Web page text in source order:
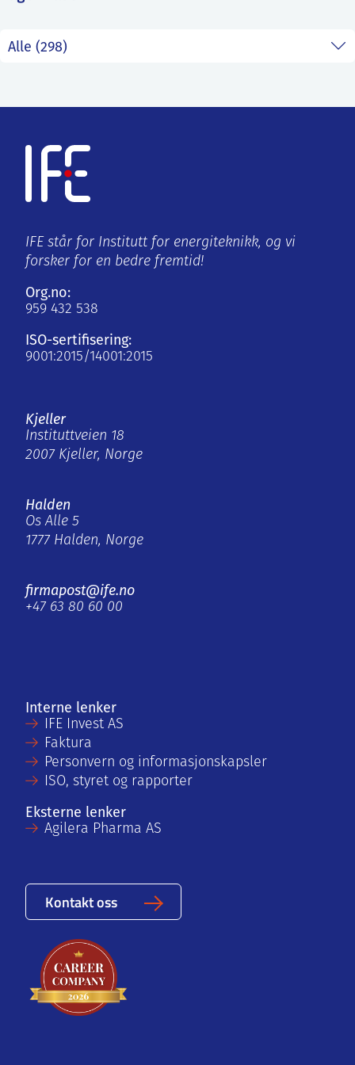
IFE står for Institutt for energiteknikk, og vi
forsker for en bedre fremtid!
Org.no:
959 432 538
ISO-sertifisering:
9001:2015/14001:2015
Kjeller
Instituttveien 18
2007 Kjeller, Norge
Halden
Os Alle 5
1777 Halden, Norge
firmapost@ife.no
+47 63 80 60 00
Interne lenker
IFE Invest AS
Faktura
Personvern og informasjonskapsler
ISO, styret og rapporter
Eksterne lenker
Agilera Pharma AS
Kontakt oss